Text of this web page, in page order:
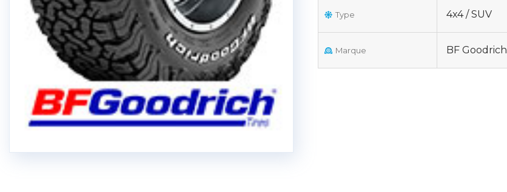
Type 4x4 / SUV
Marque BF Goodrich